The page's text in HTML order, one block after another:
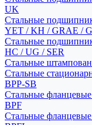
UK
Стальные
YET / KH / GRAE /
Стальные
HC / UG / SER
Стальные
Стальные
BPP-SB
Стальные
BPF
Стальные